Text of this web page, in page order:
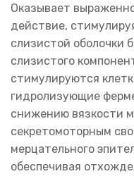
Оказывает
действие,
слизистой оболочки
слизистого
стимулируются
гидролизующие
снижению вязкости
секретомоторным
мерцательного
обеспечивая